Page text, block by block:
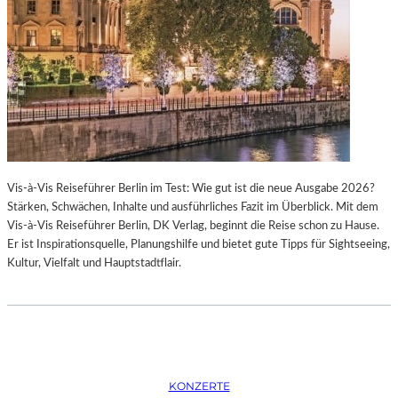
K
T
I
O
N
M
I
T
H
M
B
U
R
O
S
O
P
E
R
I
N
M
Ü
C
H
E
N
P
Vis-à-Vis Reiseführer Berlin im Test: Wie gut ist die neue Ausgabe 2026?
Stärken, Schwächen, Inhalte und ausführliches Fazit im Überblick. Mit dem
Vis-à-Vis Reiseführer Berlin, DK Verlag, beginnt die Reise schon zu Hause.
Er ist Inspirationsquelle, Planungshilfe und bietet gute Tipps für Sightseeing,
Kultur, Vielfalt und Hauptstadtflair.
KONZERTE